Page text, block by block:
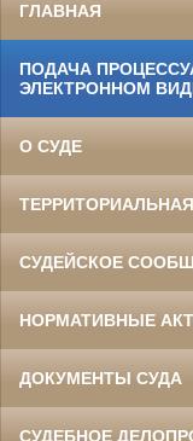
ГЛАВНАЯ
ПОДАЧА
ЭЛЕКТРОННОМ
О СУДЕ
СУДЕЙСКОЕ
НОРМАТИВНЫЕ
ДОКУМЕНТЫ СУДА
СУДЕБНОЕ